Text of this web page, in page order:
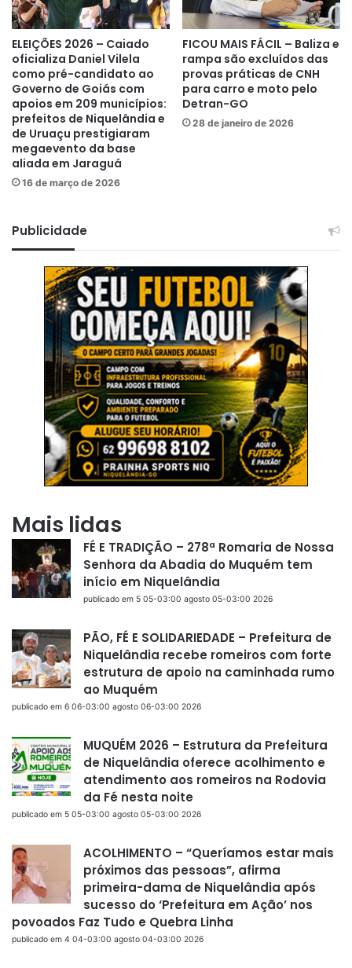
ELEIÇÕES 2026 – Caiado
oficializa Daniel Vilela
como pré-candidato ao
Governo de Goiás com
apoios em 209 municípios:
prefeitos de Niquelândia e
de Uruaçu prestigiaram
megaevento da base
aliada em Jaraguá
16 de março de 2026
FICOU MAIS FÁCIL – Baliza e
rampa são excluídos das
provas práticas de CNH
para carro e moto pelo
Detran-GO
28 de janeiro de 2026
Publicidade
Mais lidas
FÉ E TRADIÇÃO – 278ª Romaria de Nossa
Senhora da Abadia do Muquém tem
início em Niquelândia
publicado em 5 05-03:00 agosto 05-03:00 2026
PÃO, FÉ E SOLIDARIEDADE – Prefeitura de
Niquelândia recebe romeiros com forte
estrutura de apoio na caminhada rumo
ao Muquém
publicado em 6 06-03:00 agosto 06-03:00 2026
MUQUÉM 2026 – Estrutura da Prefeitura
de Niquelândia oferece acolhimento e
atendimento aos romeiros na Rodovia
da Fé nesta noite
publicado em 5 05-03:00 agosto 05-03:00 2026
ACOLHIMENTO – “Queríamos estar mais
próximos das pessoas”, afirma
primeira-dama de Niquelândia após
sucesso do ‘Prefeitura em Ação’ nos
povoados Faz Tudo e Quebra Linha
publicado em 4 04-03:00 agosto 04-03:00 2026